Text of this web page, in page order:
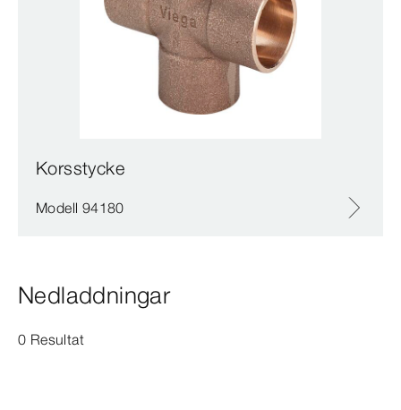
Korsstycke
Modell 94180
Nedladdningar
0 Resultat